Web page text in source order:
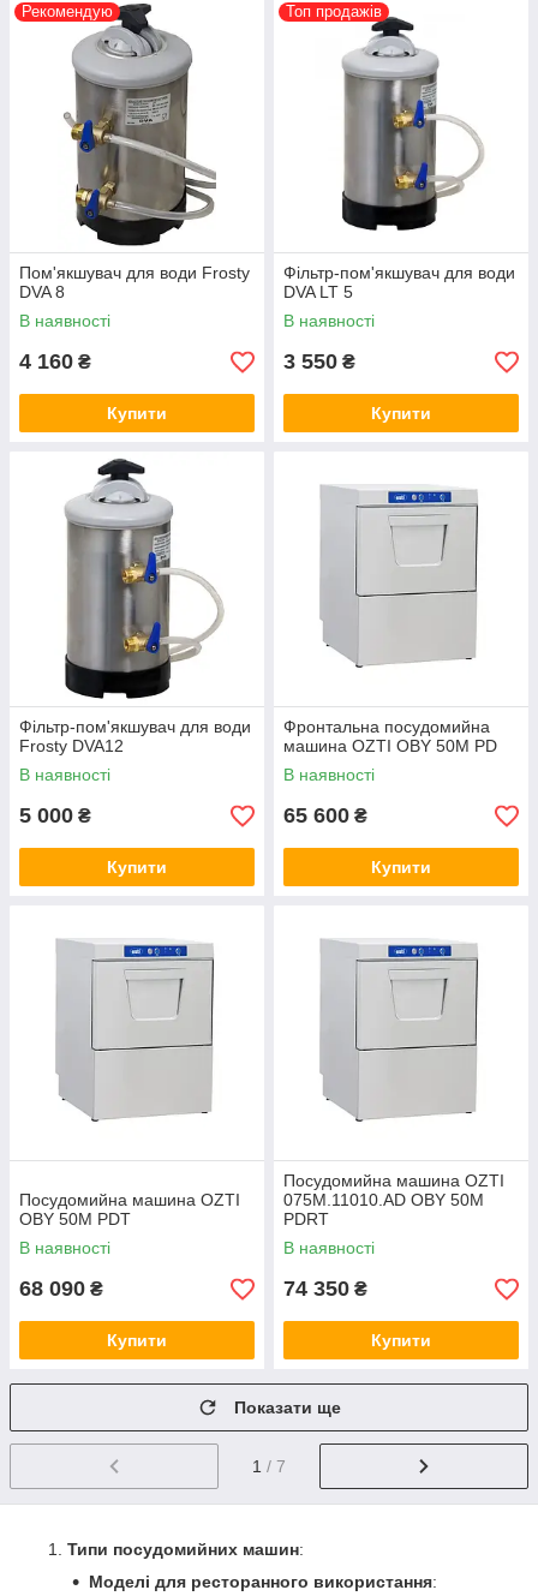
Рекомендую
Пом'якшувач для води Frosty
DVA 8
В наявності
4 160 ₴
Купити
Топ продажів
Фільтр-пом'якшувач для води
DVA LT 5
В наявності
3 550 ₴
Купити
Фільтр-пом'якшувач для води
Frosty DVA12
В наявності
5 000 ₴
Купити
Фронтальна посудомийна
машина OZTI OBY 50M PD
В наявності
65 600 ₴
Купити
Посудомийна машина OZTI
OBY 50M PDT
В наявності
68 090 ₴
Купити
Посудомийна машина OZTI
075M.11010.AD OBY 50M
PDRT
В наявності
74 350 ₴
Купити
Показати ще
1 / 7
Типи посудомийних машин:
Моделі для ресторанного використання: